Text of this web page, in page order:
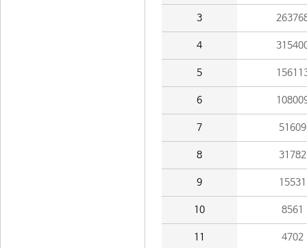
3
4
5
6
7 51609
8 31782
9 15531
10 8561
11 4702